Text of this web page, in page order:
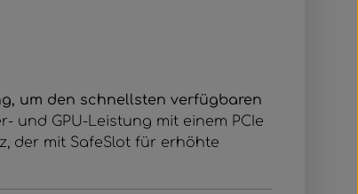
um den schnellsten verfügbaren
und GPU-Leistung mit einem PCIe
der mit SafeSlot für erhöhte